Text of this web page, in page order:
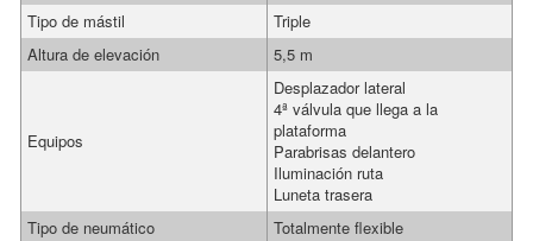
Tipo de mástil
Triple
Altura de elevación
5,5 m
Equipos
Desplazador lateral
4ª válvula que llega a la
plataforma
Parabrisas delantero
Iluminación ruta
Luneta trasera
Tipo de neumático
Totalmente flexible